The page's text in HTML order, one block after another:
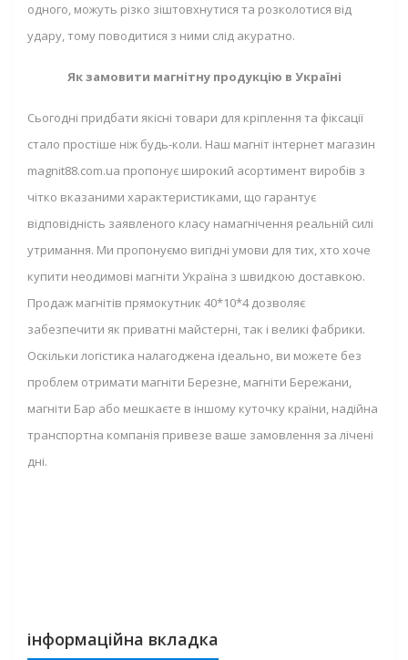
одного, можуть різко зіштовхнутися та розколотися від
удару, тому поводитися з ними слід акуратно.
Як замовити магнітну продукцію в Україні
Сьогодні придбати якісні товари для кріплення та фіксації
стало простіше ніж будь-коли. Наш магніт інтернет магазин
magnit88.com.ua пропонує широкий асортимент виробів з
чітко вказаними характеристиками, що гарантує
відповідність заявленого класу намагнічення реальній силі
утримання. Ми пропонуємо вигідні умови для тих, хто хоче
купити неодимові магніти Україна з швидкою доставкою.
Продаж магнітів прямокутник 40*10*4 дозволяє
забезпечити як приватні майстерні, так і великі фабрики.
Оскільки логістика налагоджена ідеально, ви можете без
проблем отримати магніти Березне, магніти Бережани,
магніти Бар або мешкаєте в іншому куточку країни, надійна
транспортна компанія привезе ваше замовлення за лічені
дні.
інформаційна вкладка